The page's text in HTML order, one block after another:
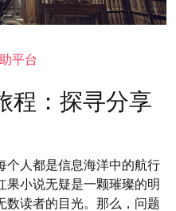
平台
程：探寻分享
个人都是信息海洋中的航行
果小说无疑是一颗璀璨的明
数读者的目光。那么，问题